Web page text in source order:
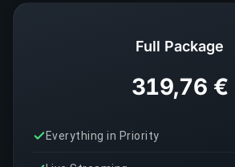
Full Package
319,76 €
Everything in Priority